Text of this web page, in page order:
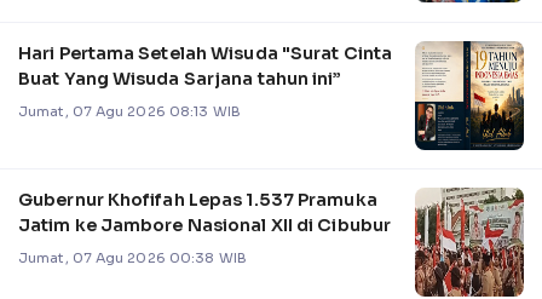
Hari Pertama Setelah Wisuda "Surat Cinta
Buat Yang Wisuda Sarjana tahun ini”
Jumat, 07 Agu 2026 08:13 WIB
Gubernur Khofifah Lepas 1.537 Pramuka
Jatim ke Jambore Nasional XII di Cibubur
Jumat, 07 Agu 2026 00:38 WIB